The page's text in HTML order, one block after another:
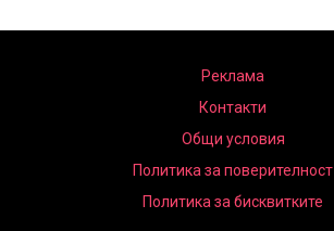
Реклама
Контакти
Общи условия
Политика за поверителност
Политика за бисквитките